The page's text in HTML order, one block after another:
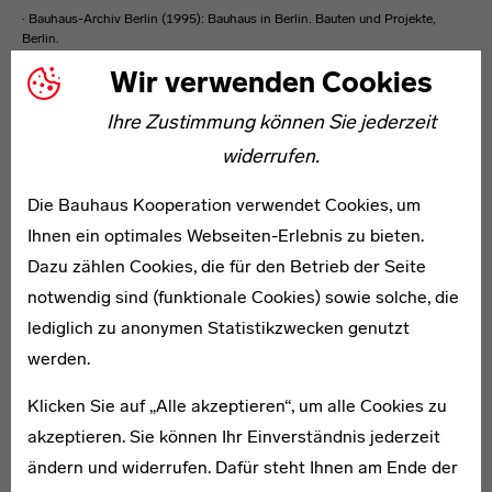
Wir verwenden Cookies
Ihre Zustimmung können Sie jederzeit
widerrufen.
Die Bauhaus Kooperation verwendet Cookies, um
Ihnen ein optimales Webseiten-Erlebnis zu bieten.
Dazu zählen Cookies, die für den Betrieb der Seite
notwendig sind (funktionale Cookies) sowie solche, die
lediglich zu anonymen Statistikzwecken genutzt
werden.
Klicken Sie auf „Alle akzeptieren“, um alle Cookies zu
akzeptieren. Sie können Ihr Einverständnis jederzeit
ändern und widerrufen. Dafür steht Ihnen am Ende der
· Bauhaus-Archiv Berlin (1995): Bauhaus in Berlin. Bauten und Projekte,
Berlin.
Edmund Collein
Weiterführende Links
Netzwerke